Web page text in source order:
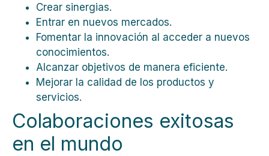
Crear sinergias.
Entrar en nuevos mercados.
Fomentar la innovación al acceder a nuevos
conocimientos.
Alcanzar objetivos de manera eficiente.
Mejorar la calidad de los productos y
servicios.
Colaboraciones exitosas
en el mundo